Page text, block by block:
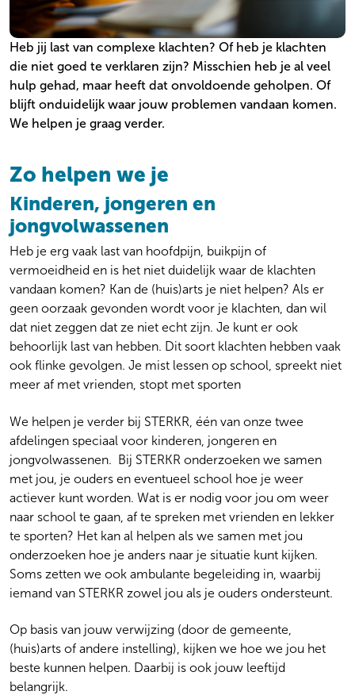
Gezin en systeem
Ouderenpsychiatrie
Persoonlijkheidsproblematiek
Preventie
Psychose
Stemming
Suïcidaliteit
Verslaving
Zeldzame en onbegrepen aandoeningen
Locaties
Wachttijden
Kosten
Veelgestelde vragen
Over onze zorg aan jou
Algemeen
Werken bij
Actueel
Heb jij last van complexe klachten? Of heb je klachten
die niet goed te verklaren zijn? Misschien heb je al veel
hulp gehad, maar heeft dat onvoldoende geholpen. Of
blijft onduidelijk waar jouw problemen vandaan komen.
We helpen je graag verder.
Zo helpen we je
Kinderen, jongeren en
jongvolwassenen
Heb je erg vaak last van hoofdpijn, buikpijn of
vermoeidheid en is het niet duidelijk waar de klachten
vandaan komen? Kan de (huis)arts je niet helpen? Als er
geen oorzaak gevonden wordt voor je klachten, dan wil
dat niet zeggen dat ze niet echt zijn. Je kunt er ook
behoorlijk last van hebben. Dit soort klachten hebben vaak
ook flinke gevolgen. Je mist lessen op school, spreekt niet
meer af met vrienden, stopt met sporten
We helpen je verder bij STERKR, één van onze twee
afdelingen speciaal voor kinderen, jongeren en
jongvolwassenen. Bij STERKR onderzoeken we samen
met jou, je ouders en eventueel school hoe je weer
actiever kunt worden. Wat is er nodig voor jou om weer
naar school te gaan, af te spreken met vrienden en lekker
te sporten? Het kan al helpen als we samen met jou
onderzoeken hoe je anders naar je situatie kunt kijken.
Soms zetten we ook ambulante begeleiding in, waarbij
iemand van STERKR zowel jou als je ouders ondersteunt.
Op basis van jouw verwijzing (door de gemeente,
(huis)arts of andere instelling), kijken we hoe we jou het
beste kunnen helpen. Daarbij is ook jouw leeftijd
belangrijk.